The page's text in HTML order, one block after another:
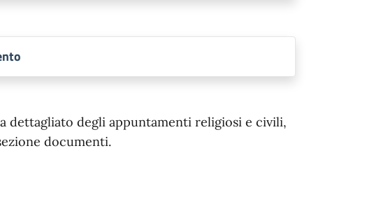
dettagliato degli appuntamenti religiosi e civili,
documenti.